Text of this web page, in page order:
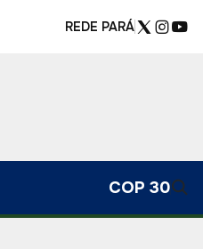
REDE PARÁ
COP 30